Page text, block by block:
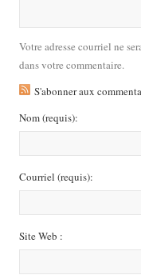
Votre adresse courriel ne
dans votre commentaire.
S'abonner aux
Nom(requis):
Courriel (requis):
Site Web :